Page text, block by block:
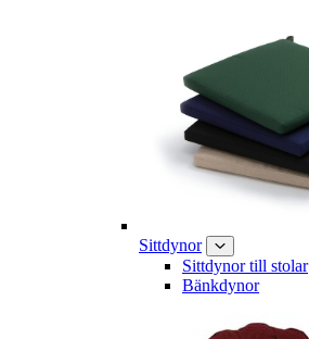
Sittdynor
Sittdynor till stolar
Bänkdynor